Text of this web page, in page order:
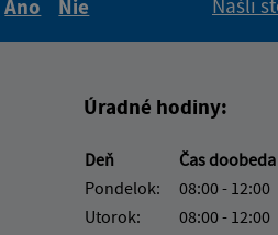
Áno
Nie
Našli
Úradné hodiny:
Deň Čas doobeda
Pondelok:
08:00 - 12:00
Utorok:
08:00 - 12:00